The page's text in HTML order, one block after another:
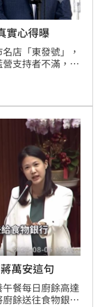
實心得曝
店「東發號」，
支持者不滿，
場影響經營。該
發網路兩派評價
香菇油飯的美
曲意外讓老店躍
營的影響力，沈
持在地優質老店。
萬安這句
餐每日廚餘高達
餘送往食物銀行